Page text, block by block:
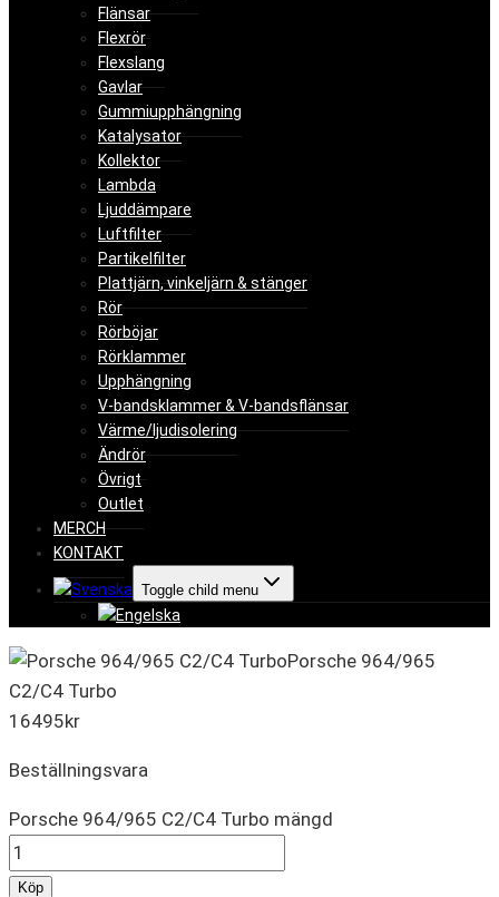
Flänsar
Flexrör
Flexslang
Gavlar
Gummiupphängning
Katalysator
Kollektor
Lambda
Ljuddämpare
Luftfilter
Partikelfilter
Plattjärn, vinkeljärn & stänger
Rör
Rörböjar
Rörklammer
Upphängning
V-bandsklammer & V-bandsflänsar
Värme/ljudisolering
Ändrör
Övrigt
Outlet
MERCH
KONTAKT
Toggle child menu
Porsche 964/965
C2/C4 Turbo
16495kr
Beställningsvara
Porsche 964/965 C2/C4 Turbo mängd
Köp